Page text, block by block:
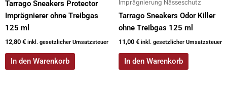
Tarrago Sneakers Protector
Imprägnierer ohne Treibgas
125 ml
12,80 € inkl. gesetzlicher Umsatzsteuer
In den Warenkorb
Imprägnierung Nässeschutz
Tarrago Sneakers Odor Killer
ohne Treibgas 125 ml
11,00 € inkl. gesetzlicher Umsatzsteuer
In den Warenkorb